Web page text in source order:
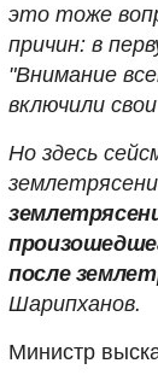
это тоже
причин: в
"Внимание
включили
Но здесь
после
Шарипханов.
Министр